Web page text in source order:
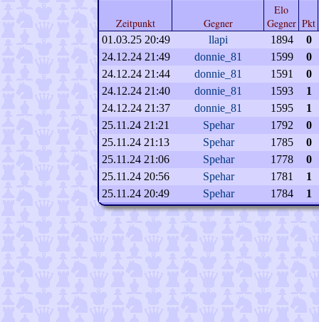
Zeitpunkt Gegner
Elo
Gegner Pkt
01.03.25 20:49 llapi 1894
0
24.12.24 21:49
donnie_81 1599
0
24.12.24 21:44
donnie_81 1591
0
24.12.24 21:40
donnie_81 1593
1
24.12.24 21:37
donnie_81 1595
1
25.11.24 21:21
Spehar 1792
0
25.11.24 21:13
Spehar 1785
0
25.11.24 21:06
Spehar 1778
0
25.11.24 20:56
Spehar 1781
1
25.11.24 20:49
Spehar 1784 1